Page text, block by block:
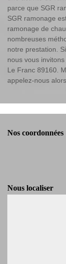
parce que SGR
SGR ramonage
ramonage de
nombreuses
notre prestation.
nous vous
Le Franc 89160.
appelez-nous
Nos coordonnées
Nous localiser